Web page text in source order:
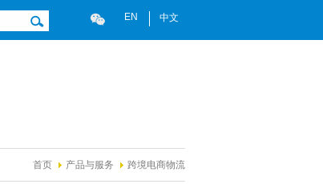
EN 中文
首页 产品与服务 跨境电商物流